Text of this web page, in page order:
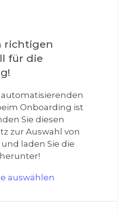
richtigen
für die
automatisierenden
Onboarding ist
Sie diesen
zur Auswahl von
laden Sie die
auswählen